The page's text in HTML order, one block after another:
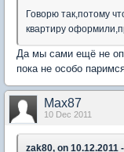
Говорю так,потому
квартиру
Да мы сами ещё не
пока не особо
Max87
10 Dec 2011
zak80, on 10.12.2011